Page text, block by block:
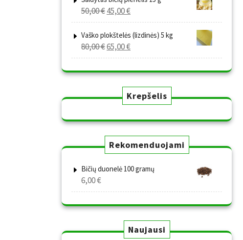
80,00 €.65,00 €.
50,00€Original
price
was:
50,00 €.
45,00€Current
price
is:
45,00 €.
Vaško plokštelės (lizdinės) 5 kg
80,00€Original
price
was:
65,00€Current
price
is:
Krepšelis
Rekomenduojami
Bičių duonelė 100 gramų
6,00€
Naujausi